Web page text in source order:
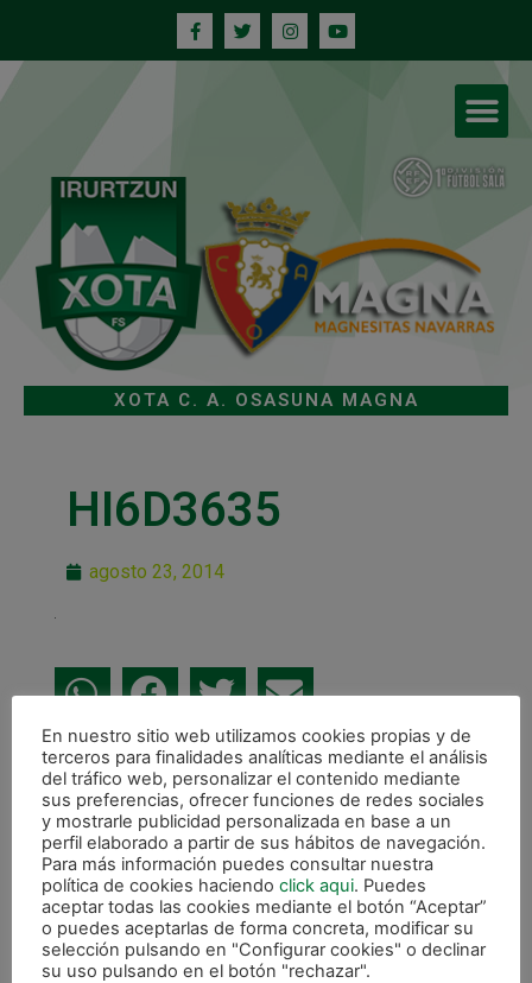
XOTA C. A. OSASUNA MAGNA
HI6D3635
agosto 23, 2014
ANTERIOR
Empate (1-1) en el derbi amistoso celebrado en Tafalla
CALENDARIO DE LIGA
En nuestro sitio web utilizamos cookies propias y de
terceros para finalidades analíticas mediante el análisis
del tráfico web, personalizar el contenido mediante
sus preferencias, ofrecer funciones de redes sociales
y mostrarle publicidad personalizada en base a un
perfil elaborado a partir de sus hábitos de navegación.
Para más información puedes consultar nuestra
política de cookies haciendo click aqui. Puedes
aceptar todas las cookies mediante el botón “Aceptar”
o puedes aceptarlas de forma concreta, modificar su
selección pulsando en "Configurar cookies" o declinar
su uso pulsando en el botón "rechazar".